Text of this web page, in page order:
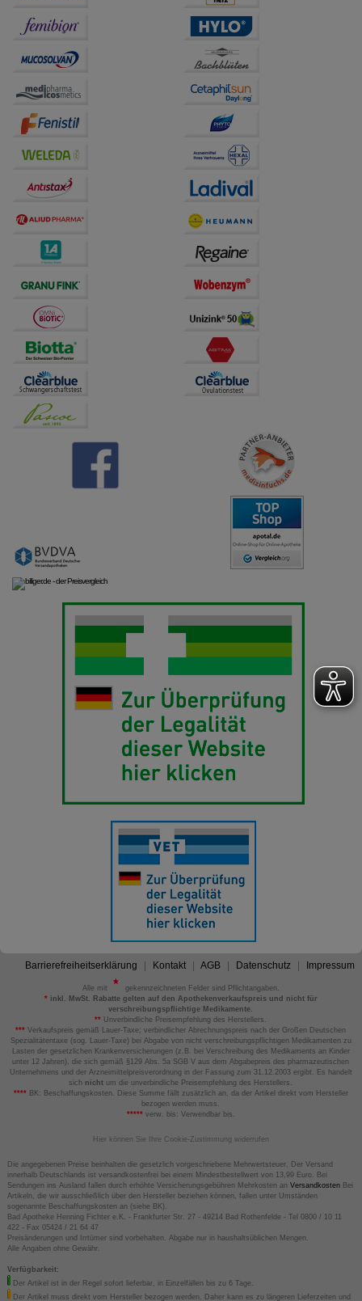
Barrierefreiheitserklärung Kontakt AGB Datenschutz Impressum
Alle mit
gekennzeichneten Felder sind Pflichtangaben.
*inkl. MwSt. Rabatte gelten auf den Apothekenverkaufspreis und nicht für
verschreibungspflichtige Medikamente.
** Unverbindliche Preisempfehlung des Herstellers.
*** Verkaufspreis gemäß Lauer-Taxe; verbindlicher Abrechnungspreis nach der Großen Deutschen
Spezialitätentaxe (sog. Lauer-Taxe) bei Abgabe von nicht verschreibungspflichtigen Medikamenten zu
Lasten der gesetzlichen Krankenversicherungen (z.B. bei Verschreibung des Medikaments an Kinder
unter 12 Jahren), die sich gemäß §129 Abs. 5a SGB V aus dem Abgabepreis des pharmazeutischen
Unternehmens und der Arzneimittelpreisverordnung in der Fassung zum 31.12.2003 ergibt. Es handelt
sich nicht um die unverbindliche Preisempfehlung des Herstellers.
****BK: Beschaffungskosten. Diese Summe fällt zusätzlich an, da der Artikel direkt vom Hersteller
bezogen werden muss.
*****verw. bis: Verwendbar bis.
Hier können Sie Ihre Cookie-Zustimmung widerrufen
Die angegebenen Preise beinhalten die gesetzlich vorgeschriebene Mehrwertsteuer. Der Versand
innerhalb Deutschlands ist versandkostenfrei bei einem Mindestbestellwert von 13,99 Euro. Bei
Sendungen ins Ausland fallen durch erhöhte Versicherungsgebühren Mehrkosten an VersandkostenBei
Artikeln, die wir ausschließlich über den Hersteller beziehen können, fallen unter Umständen
sogenannte Beschaffungskosten an (siehe BK).
Bad Apotheke Henning Fichter e.K. - Frankfurter Str. 27 - 49214 Bad Rothenfelde - Tel 0800 / 10 11
422 - Fax 05424 / 21 64 47
Preisänderungen und Irrtümer sind vorbehalten. Abgabe nur in haushaltsüblichen Mengen.
Alle Angaben ohne Gewähr.
Verfügbarkeit:
Der Artikel ist in der Regel sofort lieferbar, in Einzelfällen bis zu 6 Tage.
Der Artikel muss direkt vom Hersteller bezogen werden. Daher kann es zu längeren Lieferzeiten und